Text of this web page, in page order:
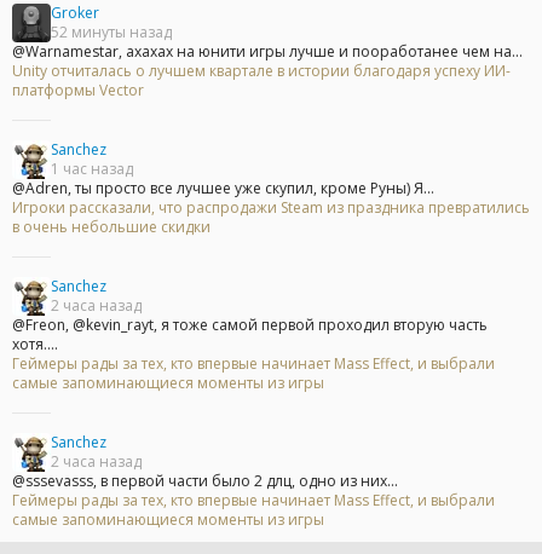
Groker
52 минуты назад
@Warnamestar, ахахах на юнити игры лучше и пооработанее чем на...
Unity отчиталась о лучшем квартале в истории благодаря успеху ИИ-
платформы Vector
Sanchez
1 час назад
@Adren, ты просто все лучшее уже скупил, кроме Руны) Я...
Игроки рассказали, что распродажи Steam из праздника превратились
в очень небольшие скидки
Sanchez
2 часа назад
@Freon, @kevin_rayt, я тоже самой первой проходил вторую часть
хотя....
Геймеры рады за тех, кто впервые начинает Mass Effect, и выбрали
самые запоминающиеся моменты из игры
Sanchez
2 часа назад
@sssevasss, в первой части было 2 длц, одно из них...
Геймеры рады за тех, кто впервые начинает Mass Effect, и выбрали
самые запоминающиеся моменты из игры